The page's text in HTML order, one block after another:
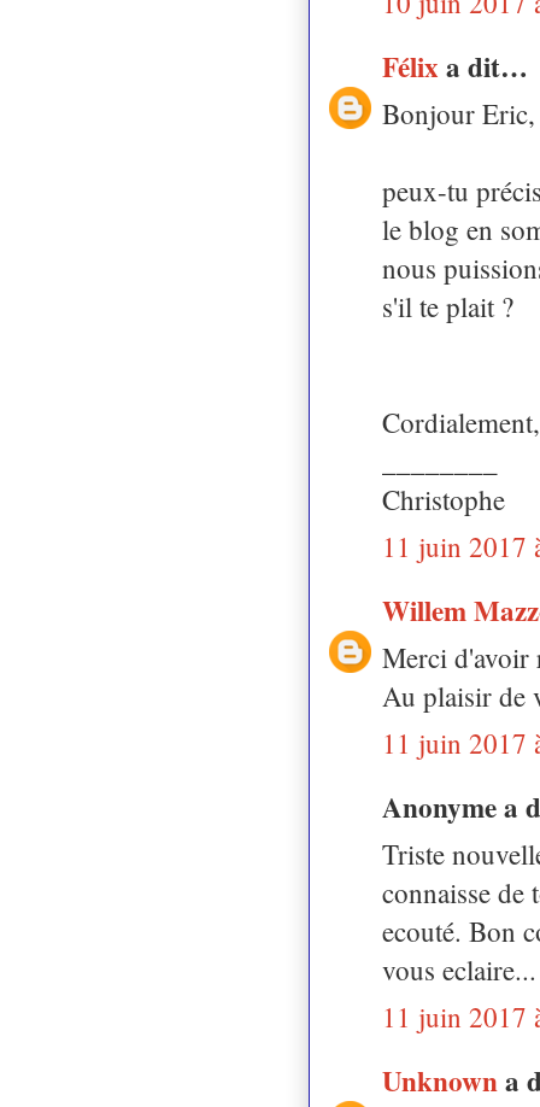
Félix a dit…
Bonjour Eric,
peux-tu
le blog en
nous
s'il te plait ?
Cordialement,
Christophe
11 juin 2017
Willem
Merci d'avoir
Au plaisir de
11 juin 2017
Anonyme a
Triste
connaisse de
ecouté. Bon
vous eclaire...
11 juin 2017
Unknowna